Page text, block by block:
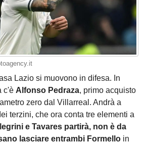
Lazio si muovono in difesa. In
c'è Alfonso Pedraza, primo acquisto
zero dal Villarreal. Andrà a
terzini, che ora conta tre elementi a
e Tavares partirà, non è da
lasciare entrambi Formello in